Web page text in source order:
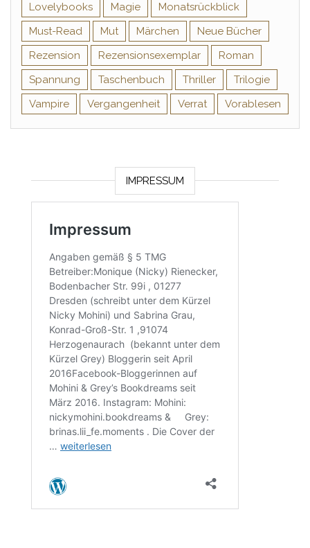
Lovelybooks
Magie
Monatsrückblick
Must-Read
Mut Märchen
Neue Bücher
Rezension
Rezensionsexemplar
Roman
Spannung
Taschenbuch Thriller
Trilogie
Vampire
Vergangenheit Verrat Vorablesen
IMPRESSUM